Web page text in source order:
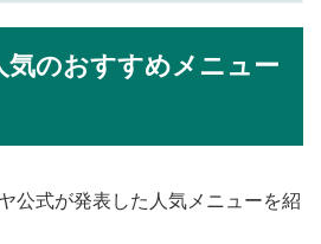
のおすすめメニュー
公式が発表した人気メニューを紹